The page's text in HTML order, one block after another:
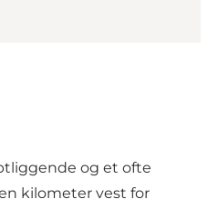
og et ofte
kilometer vest for